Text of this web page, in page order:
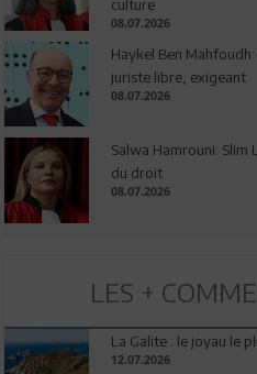
culture
08.07.2026
Haykel Ben
juriste libre, exigeant
08.07.2026
Salwa Hamrouni: Slim
du droit
08.07.2026
LES +
La Galite : le joyau le
12.07.2026